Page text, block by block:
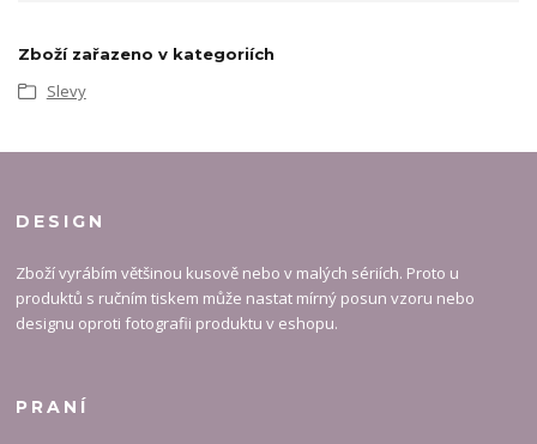
Zboží zařazeno v kategoriích
Slevy
DESIGN
Zboží vyrábím většinou kusově nebo v malých sériích. Proto u
produktů s ručním tiskem může nastat mírný posun vzoru nebo
designu oproti fotografii produktu v eshopu.
PRANÍ